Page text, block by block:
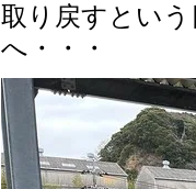
取り戻すとい
へ・・・